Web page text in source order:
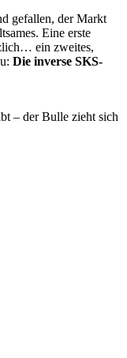
gefallen, der Markt
Eine erste
ein zweites,
Die inverse SKS-
– der Bulle zieht sich